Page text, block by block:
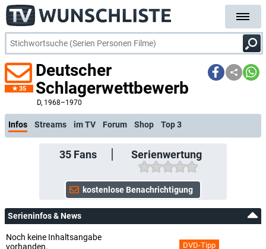
35
Deutscher
Schlagerwettbewerb
D, 1968–1970
Infos Streams im TV Forum Shop Top 3
35Fans Serienwertung
Serieninfos & News
DVD-Tipp
Noch keine Inhaltsangabe
vorhanden.